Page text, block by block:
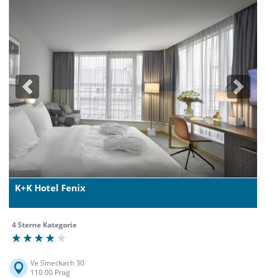
Previous Next
K+K Hotel Fenix
4 Sterne Kategorie
Ve Smeckach 30
110 00 Prag